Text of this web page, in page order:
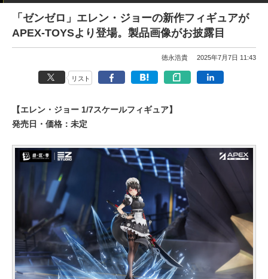
「ゼンゼロ」エレン・ジョーの新作フィギュアが
APEX-TOYSより登場。製品画像がお披露目
徳永浩貴 2025年7月7日 11:43
リスト
【エレン・ジョー 1/7スケールフィギュア】
発売日・価格：未定